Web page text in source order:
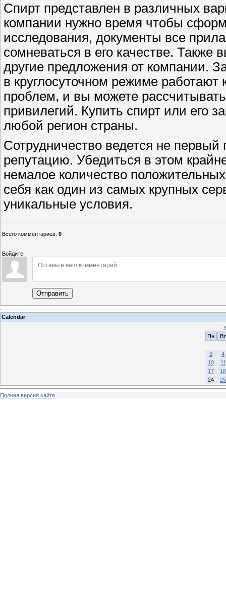
Спирт представлен в различных
компании нужно время чтобы
исследования, документы все
сомневаться в его качестве.
другие предложения от компании.
в круглосуточном режиме
проблем, и вы можете
привилегий. Купить спирт или его
любой регион страны.
Сотрудничество ведется не
репутацию. Убедиться в этом
немалое количество
себя как один из самых крупных
уникальные условия.
Всего комментариев: 0
Войдите:
Отправить
Calendar
«
Пн
Вт
3
4
10
11
17
18
24
25
Полная версия сайта